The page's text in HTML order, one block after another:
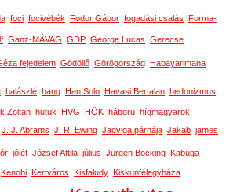
foci focivébék Fodor Gábor fogadási csalás Forma-
Ganz-MÁVAG GDP George Lucas Gerecse
fejedelem Gödöllő Görögország Habayarimana
halászlé hang Han Solo Havasi Bertalan hedonizmus
Zoltán hutuk HVG HÖK háború hígmagyarok
J. J. Abrams J. R. Ewing Jadviga párnája Jakab james
jólét József Attila július Jürgen Böcking Kabuga
Kenobi Kertváros Kisfaludy Kiskunfélegyháza